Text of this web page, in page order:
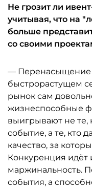
Не грозит ли
учитывая, что на
больше
со своими
— Перенасыщение
быстрорастущем
рынок сам
жизнеспособные
выигрывают не те,
событие, а те, кто
качество, за
Конкуренция идёт
маржинальность.
события, а